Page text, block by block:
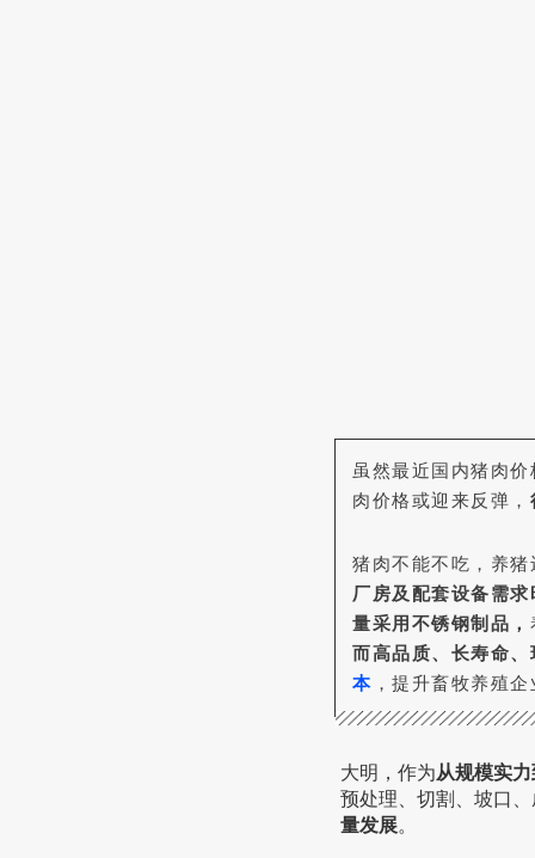
虽然最近国内猪肉
肉价格或迎来反弹，
猪肉不能不吃，养
厂房及配套设备需求
量采用不锈钢制品，
而高品质、长寿命、
本 ，提升畜牧养殖
大明，作为从规模实
预处理、切割、坡口
量发展。